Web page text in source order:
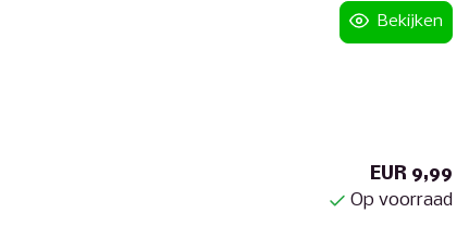
Bekijken
EUR 9,99
Op voorraad